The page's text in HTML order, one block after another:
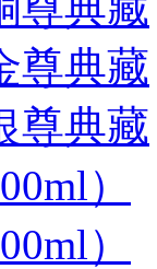
尊典藏
尊典藏
）
）